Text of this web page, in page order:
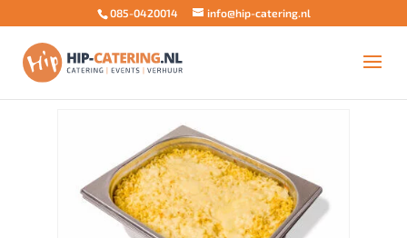
085-0420014 info@hip-catering.nl
Home/Buffet aanvulling